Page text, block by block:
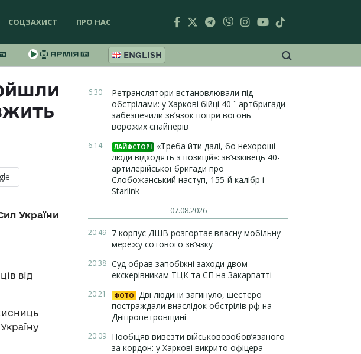
СОЦЗАХИСТ ПРО НАС
ENGLISH
України
від
6:30
Ретранслятори встановлювали під
обстрілами: у Харкові бійці 40-ї артбригади
забезпечили зв’язок попри вогонь
ворожих снайперів
6:14 ЛАЙФСТОРІ
«Треба йти далі, бо нехороші
люди відходять з позицій»: зв’язківець 40-ї
артилерійської бригади про
Слобожанський наступ, 155-й калібр і
Starlink
07.08.2026
20:49 7 корпус ДШВ розгортає власну мобільну
мережу сотового зв’язку
20:38 Суд обрав запобіжні заходи двом
екскерівникам ТЦК та СП на Закарпатті
20:21 ФОТО
Дві людини загинуло, шестеро
постраждали внаслідок обстрілів рф на
Дніпропетровщині
20:09 Пообіцяв вивезти військовозобов’язаного
за кордон: у Харкові викрито офіцера